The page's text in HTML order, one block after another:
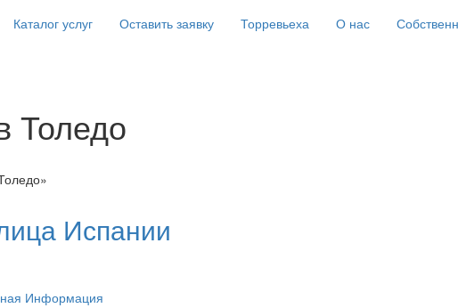
Каталог услуг Оставить заявку Торревьеха О нас
Толедо
Испании
Информация